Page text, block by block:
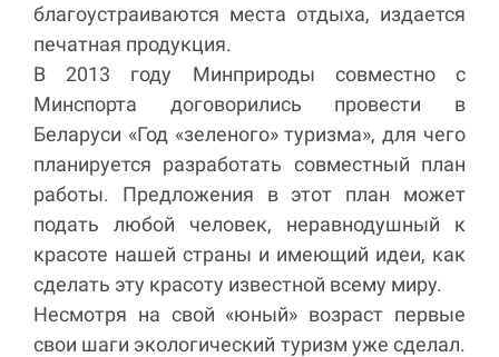
благоустраиваются места отдыха, издается
печатная продукция.
В 2013 году Минприроды совместно с
Минспорта договорились провести в
Беларуси «Год «зеленого» туризма», для чего
планируется разработать совместный план
работы. Предложения в этот план может
подать любой человек, неравнодушный к
красоте нашей страны и имеющий идеи, как
сделать эту красоту известной всему миру.
Несмотря на свой «юный» возраст первые
свои шаги экологический туризм уже сделал.